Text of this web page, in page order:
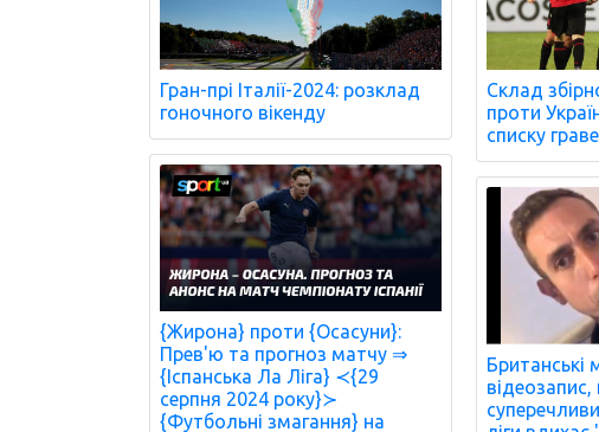
Гран-прі Італії-2024: розклад
гоночного вікенду
{Жирона} проти {Осасуни}:
Прев'ю та прогноз матчу ⇒
{Іспанська Ла Ліга} ≺{29
серпня 2024 року}≻
{Футбольні змагання} на
Склад
проти
списку
Британські